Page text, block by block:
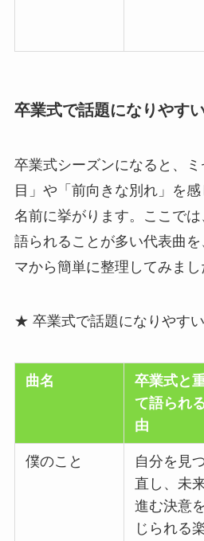
卒業式で話題になりやす
卒業式シーズンになると、
目」や「前向きな別れ」を
名前に挙がります。ここで
語られることが多い代表曲
マから簡単に整理してみまし
★ 卒業式で話題になりやす
曲名
卒業式と
て語られ
由
僕のこと
自分を見
直し、未
進む決意
じられる